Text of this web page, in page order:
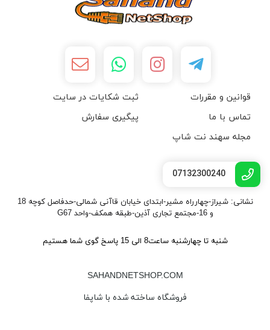
قوانین و مقررات
ثبت شکایات در سایت
تماس با ما
پیگیری سفارش
مجله سهند نت شاپ
07132300240
نشانی: شیراز-چهارراه مشیر-ابتدای خیابان قاآنی شمالی-حدفاصل کوچه 18
و 16-مجتمع تجاری آذین-طبقه همکف-واحد G67
شنبه تا چهارشنبه ساعت8 الی 15 پاسخ گوی شما هستیم
SAHANDNETSHOP.COM
فروشگاه ساخته شده با شاپفا